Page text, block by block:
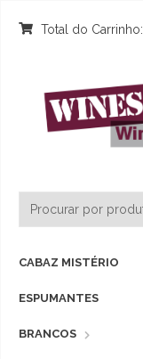
Total do Carrinho:
CABAZ MISTÉRIO
ESPUMANTES
BRANCOS